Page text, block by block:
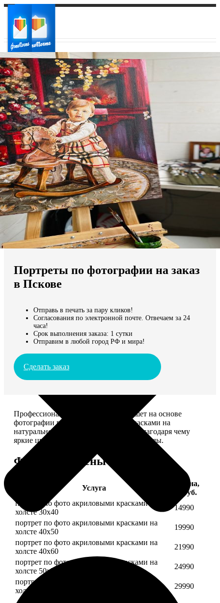
Ваш город:
Ваш регион доставки
Выберите из списка:
Мы доставляем по всему миру
Продолжить без города
Портреты по фотографии на заказ
в Пскове
Отправь в печать за пару кликов!
Согласования по электронной почте. Отвечаем за 24
часа!
Срок выполнения заказа: 1 сутки
Отправим в любой город РФ и мира!
Сделать заказ
Профессиональный художник напишет на основе
фотографии портрет акриловыми красками на
натуральном холсте. Покроет лаком, благодаря чему
яркие цвета будут радовать вас долгие годы.
Форматы и цены
Услуга
Цена,
руб.
портрет по фото акриловыми красками на
холсте 30х40
14990
портрет по фото акриловыми красками на
холсте 40х50
19990
портрет по фото акриловыми красками на
холсте 40х60
21990
портрет по фото акриловыми красками на
холсте 50х70
24990
портрет по фото акриловыми красками на
холсте 60х70
29990